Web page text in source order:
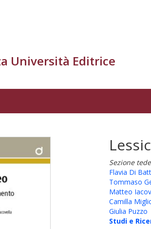
Università Editrice
Sezione
Flavia Di
Tommaso
Matteo
Camilla
Giulia Puzzo
Studi e